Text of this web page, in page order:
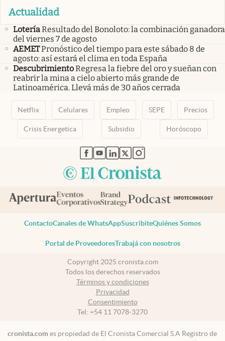
Actualidad
LoteríaResultado del Bonoloto: la combinación ganadora
del viernes 7 de agosto
AEMETPronóstico del tiempo para este sábado 8 de
agosto: así estará el clima en toda España
DescubrimientoRegresa la fiebre del oro y sueñan con
reabrir la mina a cielo abierto más grande de
Latinoamérica. Llevá más de 30 años cerrada
Netflix Celulares Empleo SEPE Precios
Crisis Energetica Subsidio Horóscopo
abre en nueva pestaña
abre en nueva pestaña
abre en nueva pestaña
abre en nueva pestaña
abre en nueva pestaña
ContactoCanales de WhatsAppSuscribiteQuiénes Somos
Portal de ProveedoresTrabajá con nosotros
Copyright 2025 cronista.com
Todos los derechos reservados
Términos y condiciones
Privacidad
Consentimiento
Tel: +54 11 7078-3270
cronista.com es propiedad de El Cronista Comercial S.A Registro de